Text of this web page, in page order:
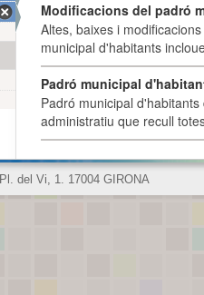
Modificacions del padró
Altes, baixes i
municipal d'habitants
Padró municipal
Padró municipal
administratiu que recull
Pl. del Vi, 1. 17004 GIRONA